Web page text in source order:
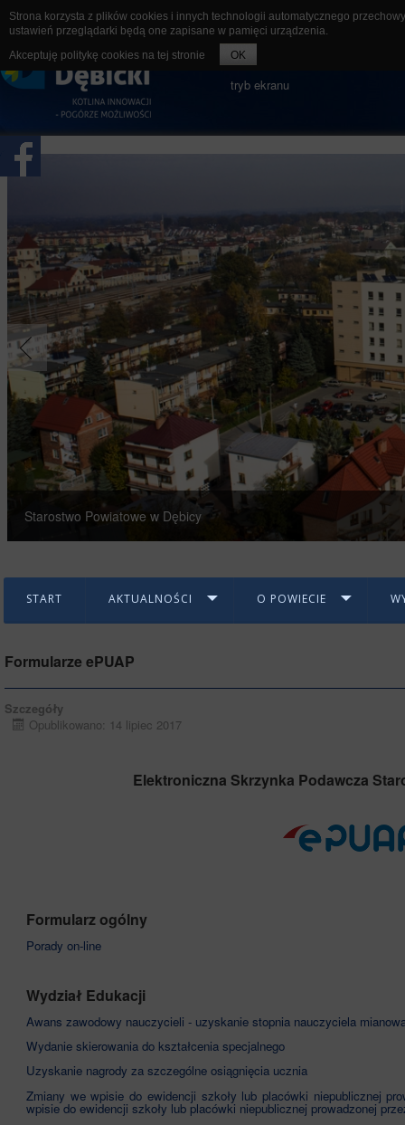
rozmiar czcionki
tryb ekranu
Starostwo Powiatowe w Dębicy
START AKTUALNOŚCI O POWIECIE
Formularze ePUAP
Szczegóły
Opublikowano: 14 lipiec 2017
Elektroniczna Skrzynka Podawcza
Formularz ogólny
Porady on-line
Wydział Edukacji
Awans zawodowy nauczycieli - uzyskanie stopnia nauczyciela
Wydanie skierowania do kształcenia specjalnego
Uzyskanie nagrody za szczególne osiągnięcia ucznia
Zmiany we wpisie do ewidencji szkoły lub placówki niepublicznej
wpisie do ewidencji szkoły lub placówki niepublicznej prowadzonej
Strona korzysta z plików cookies i innych technologii automatycznego
ustawień przeglądarki będą one zapisane w pamięci urządzenia.
Akceptuję politykę cookies na tej stronie
OK